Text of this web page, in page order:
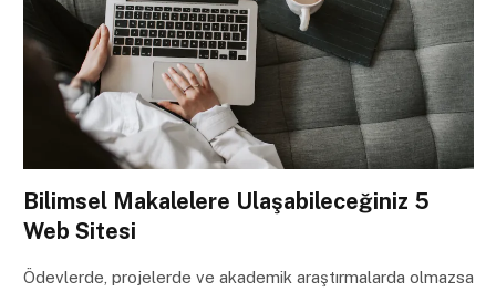
Bilimsel Makalelere Ulaşabileceğiniz 5
Web Sitesi
Ödevlerde, projelerde ve akademik araştırmalarda olmazsa